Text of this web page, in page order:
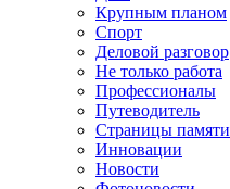
Крупным планом
Спорт
Деловой разговор
Не только работа
Профессионалы
Путеводитель
Страницы памяти
Инновации
Новости